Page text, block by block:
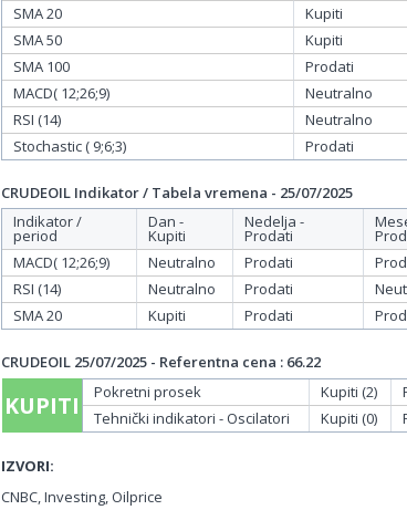
SMA 20
Kupiti
SMA 50
Kupiti
SMA 100
Prodati
MACD( 12;26;9)
Neutralno
RSI (14)
Neutralno
Stochastic ( 9;6;3)
Prodati
CRUDEOIL Indikator / Tabela vremena - 25/07/2025
Indikator /
period
Dan -
Kupiti
Nedelja -
Prodati
MACD( 12;26;9)
Neutralno Prodati
RSI (14)
Neutralno Prodati
SMA 20
Kupiti Prodati
CRUDEOIL 25/07/2025 - Referentna cena : 66.22
KUPITI Pokretni prosek Kupiti (2)
Tehnički indikatori - Oscilatori
Kupiti (0)
IZVORI:
CNBC, Investing, Oilprice